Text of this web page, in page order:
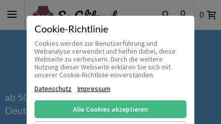
Cookie-Richtlinie
Cookies werden zur Benutzerführung und
Webanalyse verwendet und helfen dabei, diese
Webseite zu verbessern. Durch die weitere
Nutzung dieser Webseite erklären Sie sich mit
unserer Cookie-Richtlinie einverstanden.
Datenschutz
Impressum
Alle Cookies akzeptieren
0
ab 50 € versandkostenfrei innerhalb
Deutschlands